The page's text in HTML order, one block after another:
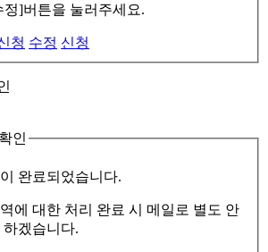
]버튼을 눌러주세요.
청 수정 신청
인
완료되었습니다.
에 대한 처리 완료 시 메일로 별도 안
겠습니다.